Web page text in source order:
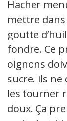
Hacher
mettre dans
goutte
fondre. Ce
oignons
sucre. ils
les tourner
doux. Ça